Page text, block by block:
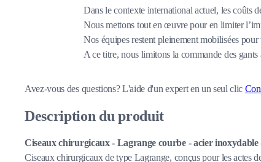
Dans le contexte international actuel, les coûts
Nous mettons tout en œuvre pour en limiter
Nos équipes restent pleinement mobilisées
A ce titre, nous limitons la commande des
Avez-vous des questions?L'aide d'un expert en un seul clic
Description du produit
Ciseaux chirurgicaux - Lagrange courbe - acier
Ciseaux chirurgicaux de type Lagrange, conçus pour les actes